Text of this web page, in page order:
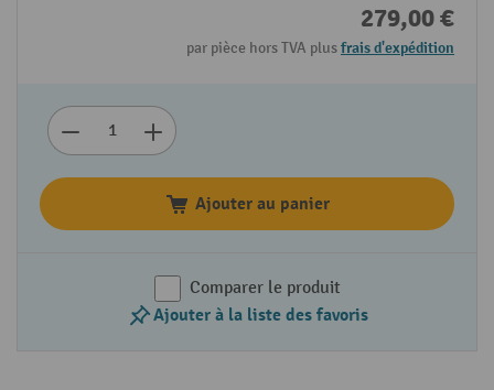
279,00 €
par pièce hors TVA plusfrais d'expédition
Ajouter au panier
Comparer le produit
Ajouter à la liste des favoris